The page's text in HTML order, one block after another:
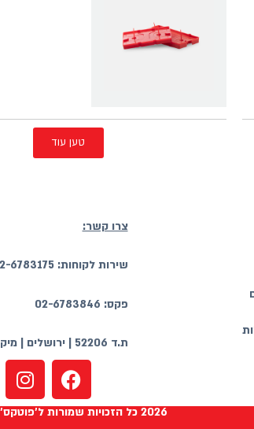
טען עוד
צרו קשר:
שירות לקוחות: 02-6783175
פקס: 02-6783846
ת.ד 52206 | ירושלים | מיקוד 9342108
2026 כל הזכויות שמורות ל'פוטקס' ©